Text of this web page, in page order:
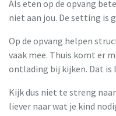
Als eten op de opvang
niet aan jou. De setting is
Op de opvang helpen
vaak mee. Thuis komt er
ontlading bij kijken. Dat is
Kijk dus niet te streng
liever naar wat je kind